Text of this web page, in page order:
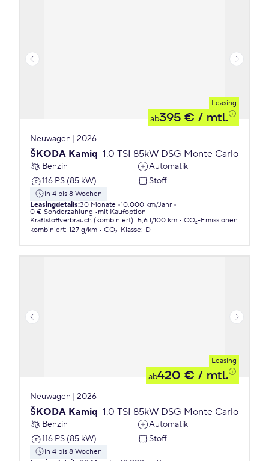
Leasing
ab395 € / mtl.
Neuwagen | 2026
ŠKODA Kamiq 1.0 TSI 85kW DSG Monte Carlo
Benzin
Automatik
116 PS (85 kW)
Stoff
in 4 bis 8 Wochen
Leasingdetails:30 Monate 10.000 km/Jahr
0 € Sonderzahlung
mit Kaufoption
Kraftstoffverbrauch (kombiniert): 5,6 l/100 km
CO₂-Emissionen
kombiniert: 127 g/km CO₂-Klasse: D
Leasing
ab420 € / mtl.
Neuwagen | 2026
ŠKODA Kamiq 1.0 TSI 85kW DSG Monte Carlo
Benzin
Automatik
116 PS (85 kW)
Stoff
in 4 bis 8 Wochen